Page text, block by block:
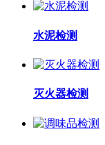
水泥检测
灭火器检测